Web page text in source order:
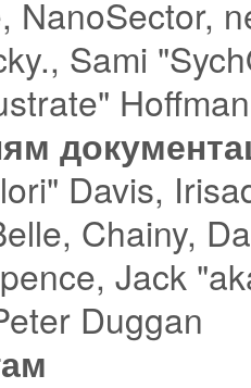
NanoSector,
Sami
Davis,
Chainy,
Jack
Duggan